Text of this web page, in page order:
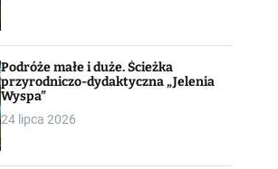
Podróże małe i duże. Ścieżka
przyrodniczo-dydaktyczna „Jelenia
Wyspa”
24 lipca 2026